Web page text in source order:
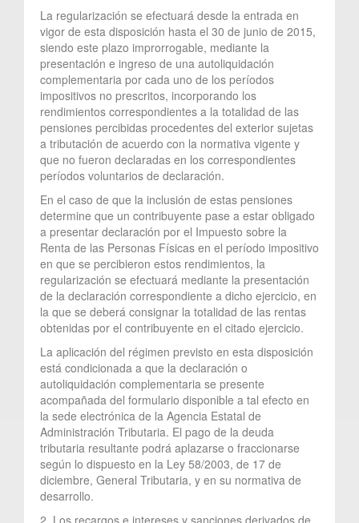
La regularización se efectuará desde la entrada en
vigor de esta disposición hasta el 30 de junio de 2015,
siendo este plazo improrrogable, mediante la
presentación e ingreso de una autoliquidación
complementaria por cada uno de los períodos
impositivos no prescritos, incorporando los
rendimientos correspondientes a la totalidad de las
pensiones percibidas procedentes del exterior sujetas
a tributación de acuerdo con la normativa vigente y
que no fueron declaradas en los correspondientes
períodos voluntarios de declaración.
En el caso de que la inclusión de estas pensiones
determine que un contribuyente pase a estar obligado
a presentar declaración por el Impuesto sobre la
Renta de las Personas Físicas en el período impositivo
en que se percibieron estos rendimientos, la
regularización se efectuará mediante la presentación
de la declaración correspondiente a dicho ejercicio, en
la que se deberá consignar la totalidad de las rentas
obtenidas por el contribuyente en el citado ejercicio.
La aplicación del régimen previsto en esta disposición
está condicionada a que la declaración o
autoliquidación complementaria se presente
acompañada del formulario disponible a tal efecto en
la sede electrónica de la Agencia Estatal de
Administración Tributaria. El pago de la deuda
tributaria resultante podrá aplazarse o fraccionarse
según lo dispuesto en la Ley 58/2003, de 17 de
diciembre, General Tributaria, y en su normativa de
desarrollo.
2. Los recargos e intereses y sanciones derivados de